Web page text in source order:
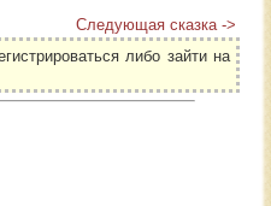
Следующая сказка ->
либо зайти на